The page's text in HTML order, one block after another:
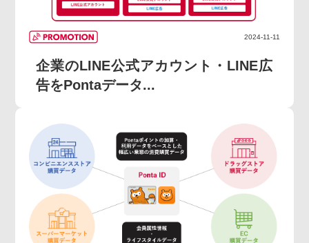
2024-11-11
企業のLINE公式アカウント・LINE広
告をPontaデータ...